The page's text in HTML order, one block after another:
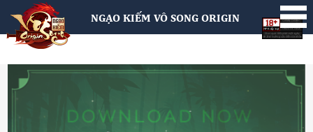
NGẠO KIẾM VÔ SONG ORIGIN